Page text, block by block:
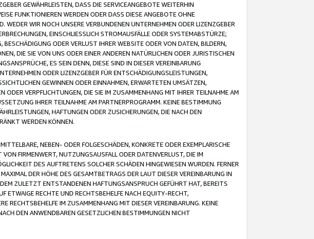
GEWÄHRLEISTEN, DASS DIE SERVICEANGEBOTE WEITERHIN
FUNKTIONIEREN WERDEN ODER DASS DIESE ANGEBOTE OHNE
WEDER WIR NOCH UNSERE VERBUNDENEN UNTERNEHMEN ODER LIZENZGEBER
EINSCHLIESSLICH STROMAUSFÄLLE ODER SYSTEMABSTÜRZE;
ODER VERLUST IHRER WEBSITE ODER VON DATEN, BILDERN,
DIE SIE VON UNS ODER EINER ANDEREN NATÜRLICHEN ODER JURISTISCHEN
ES SEIN DENN, DIESE SIND IN DIESER VEREINBARUNG
ODER LIZENZGEBER FÜR ENTSCHÄDIGUNGSLEISTUNGEN,
GEWINNEN ODER EINNAHMEN, ERWARTETEN UMSÄTZEN,
VERPFLICHTUNGEN, DIE SIE IM ZUSAMMENHANG MIT IHRER TEILNAHME AM
IHRER TEILNAHME AM PARTNERPROGRAMM. KEINE BESTIMMUNG
HAFTUNGEN ODER ZUSICHERUNGEN, DIE NACH DEN
WERDEN KÖNNEN.
NEBEN- ODER FOLGESCHÄDEN, KONKRETE ODER EXEMPLARISCHE
FIRMENWERT, NUTZUNGSAUSFALL ODER DATENVERLUST, DIE IM
DES AUFTRETENS SOLCHER SCHÄDEN HINGEWIESEN WURDEN. FERNER
DER HÖHE DES GESAMTBETRAGS DER LAUT DIESER VEREINBARUNG IN
ZULETZT ENTSTANDENEN HAFTUNGSANSPRUCH GEFÜHRT HAT, BEREITS
ETWAIGE RECHTE UND RECHTSBEHELFE NACH EQUITY-RECHT,
RECHTSBEHELFE IM ZUSAMMENHANG MIT DIESER VEREINBARUNG. KEINE
DEN ANWENDBAREN GESETZLICHEN BESTIMMUNGEN NICHT